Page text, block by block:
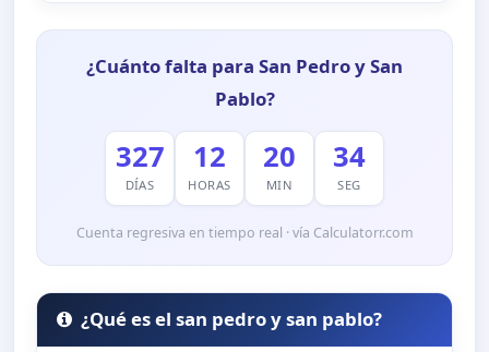
¿Cuánto falta para San Pedro y San
Pablo?
327
DÍAS
12
HORAS
20
MIN
33
SEG
Cuenta regresiva en tiempo real · vía Calculatorr.com
¿Qué es el san pedro y san pablo?